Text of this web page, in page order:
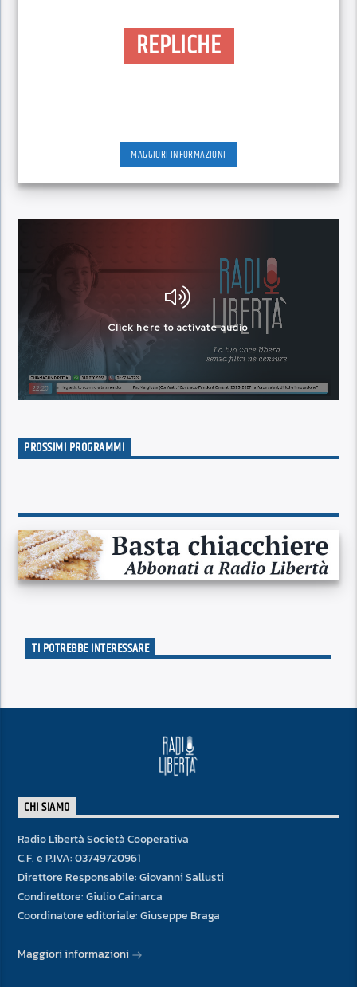
REPLICHE
MAGGIORI INFORMAZIONI
PROSSIMI PROGRAMMI
TI POTREBBE INTERESSARE
CHI SIAMO
Radio Libertà Società Cooperativa
C.F. e P.IVA: 03749720961
Direttore Responsabile: Giovanni Sallusti
Condirettore: Giulio Cainarca
Coordinatore editoriale: Giuseppe Braga
Maggiori informazioni